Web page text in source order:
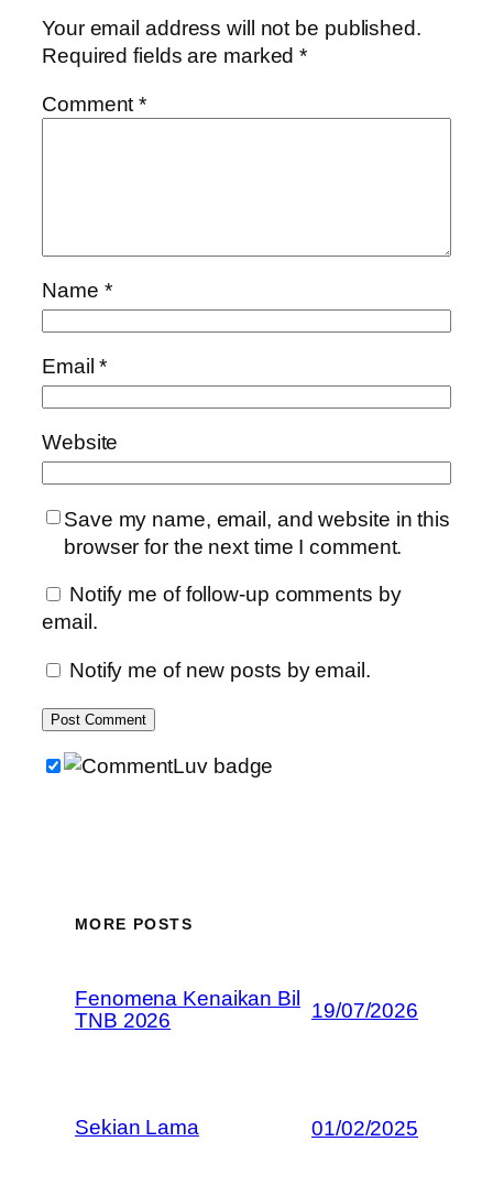
Your email address will not be published.
Required fields are marked*
Comment*
Name *
Email*
Website
Save my name, email, and website in this
browser for the next time I comment.
Notify me of follow-up comments by
email.
Notify me of new posts by email.
MORE POSTS
Fenomena Kenaikan Bil
TNB 2026
19/07/2026
Sekian Lama 01/02/2025